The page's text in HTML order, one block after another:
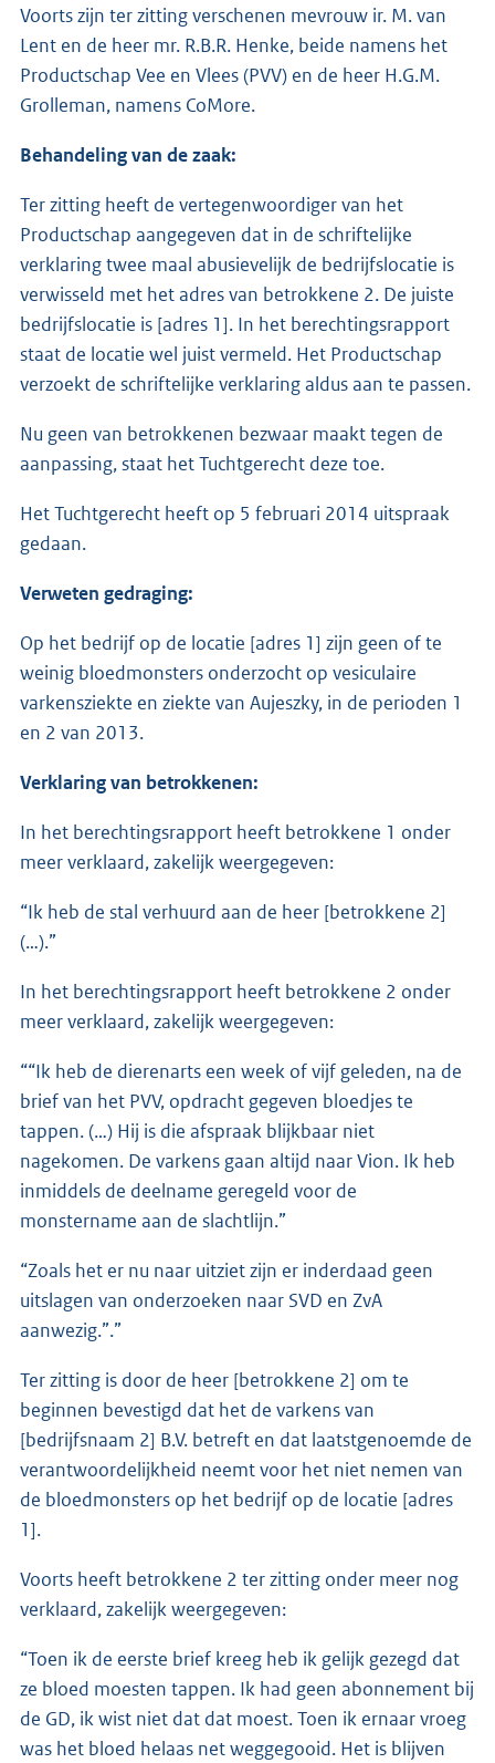
Voorts zijn ter zitting verschenen mevrouw ir. M. van
Lent en de heer mr. R.B.R. Henke, beide namens het
Productschap Vee en Vlees (PVV) en de heer H.G.M.
Grolleman, namens CoMore.
Behandeling van de zaak:
Ter zitting heeft de vertegenwoordiger van het
Productschap aangegeven dat in de schriftelijke
verklaring twee maal abusievelijk de bedrijfslocatie is
verwisseld met het adres van betrokkene 2. De juiste
bedrijfslocatie is [adres 1]. In het berechtingsrapport
staat de locatie wel juist vermeld. Het Productschap
verzoekt de schriftelijke verklaring aldus aan te passen.
Nu geen van betrokkenen bezwaar maakt tegen de
aanpassing, staat het Tuchtgerecht deze toe.
Het Tuchtgerecht heeft op 5 februari 2014 uitspraak
gedaan.
Verweten gedraging:
Op het bedrijf op de locatie [adres 1] zijn geen of te
weinig bloedmonsters onderzocht op vesiculaire
varkensziekte en ziekte van Aujeszky, in de perioden 1
en 2 van 2013.
Verklaring van betrokkenen:
In het berechtingsrapport heeft betrokkene 1 onder
meer verklaard, zakelijk weergegeven:
“Ik heb de stal verhuurd aan de heer [betrokkene 2]
(…).”
In het berechtingsrapport heeft betrokkene 2 onder
meer verklaard, zakelijk weergegeven:
““Ik heb de dierenarts een week of vijf geleden, na de
brief van het PVV, opdracht gegeven bloedjes te
tappen. (…) Hij is die afspraak blijkbaar niet
nagekomen. De varkens gaan altijd naar Vion. Ik heb
inmiddels de deelname geregeld voor de
monstername aan de slachtlijn.”
“Zoals het er nu naar uitziet zijn er inderdaad geen
uitslagen van onderzoeken naar SVD en ZvA
aanwezig.”.”
Ter zitting is door de heer [betrokkene 2] om te
beginnen bevestigd dat het de varkens van
[bedrijfsnaam 2] B.V. betreft en dat laatstgenoemde de
verantwoordelijkheid neemt voor het niet nemen van
de bloedmonsters op het bedrijf op de locatie [adres
1].
Voorts heeft betrokkene 2 ter zitting onder meer nog
verklaard, zakelijk weergegeven:
“Toen ik de eerste brief kreeg heb ik gelijk gezegd dat
ze bloed moesten tappen. Ik had geen abonnement bij
de GD, ik wist niet dat dat moest. Toen ik ernaar vroeg
was het bloed helaas net weggegooid. Het is blijven